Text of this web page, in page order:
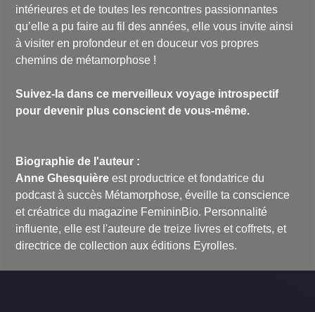
intérieures et de toutes les rencontres passionnantes
qu’elle a pu faire au fil des années, elle vous invite ainsi
à visiter en profondeur et en douceur vos propres
chemins de métamorphose !
Suivez-la dans ce merveilleux voyage introspectif
pour devenir plus conscient de vous-même.
Biographie de l'auteur :
Anne Ghesquière est productrice et fondatrice du
podcast à succès Métamorphose, éveille ta conscience
et créatrice du magazine FemininBio. Personnalité
influente, elle est l'auteure de treize livres et coffrets, et
directrice de collection aux éditions Eyrolles.